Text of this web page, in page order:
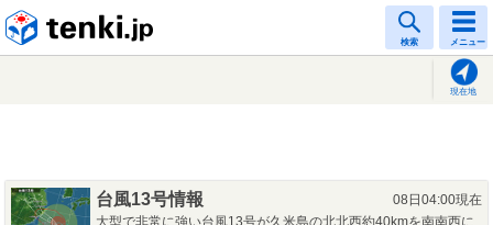
検索 メニュー
現在地
台風13号情報
08日04:00現在
大型で非常に強い台風13号が久米島の北北西約40kmを南南西に